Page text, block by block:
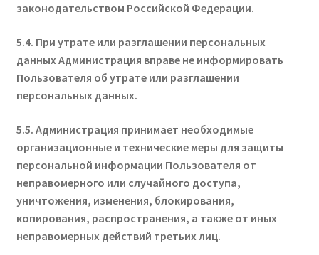
законодательством Российской Федерации.
5.4. При утрате или разглашении персональных
данных Администрация вправе не информировать
Пользователя об утрате или разглашении
персональных данных.
5.5. Администрация принимает необходимые
организационные и технические меры для защиты
персональной информации Пользователя от
неправомерного или случайного доступа,
уничтожения, изменения, блокирования,
копирования, распространения, а также от иных
неправомерных действий третьих лиц.